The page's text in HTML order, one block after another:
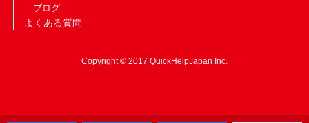
ブログ
よくある質問
Copyright © 2017 QuickHelpJapan Inc.